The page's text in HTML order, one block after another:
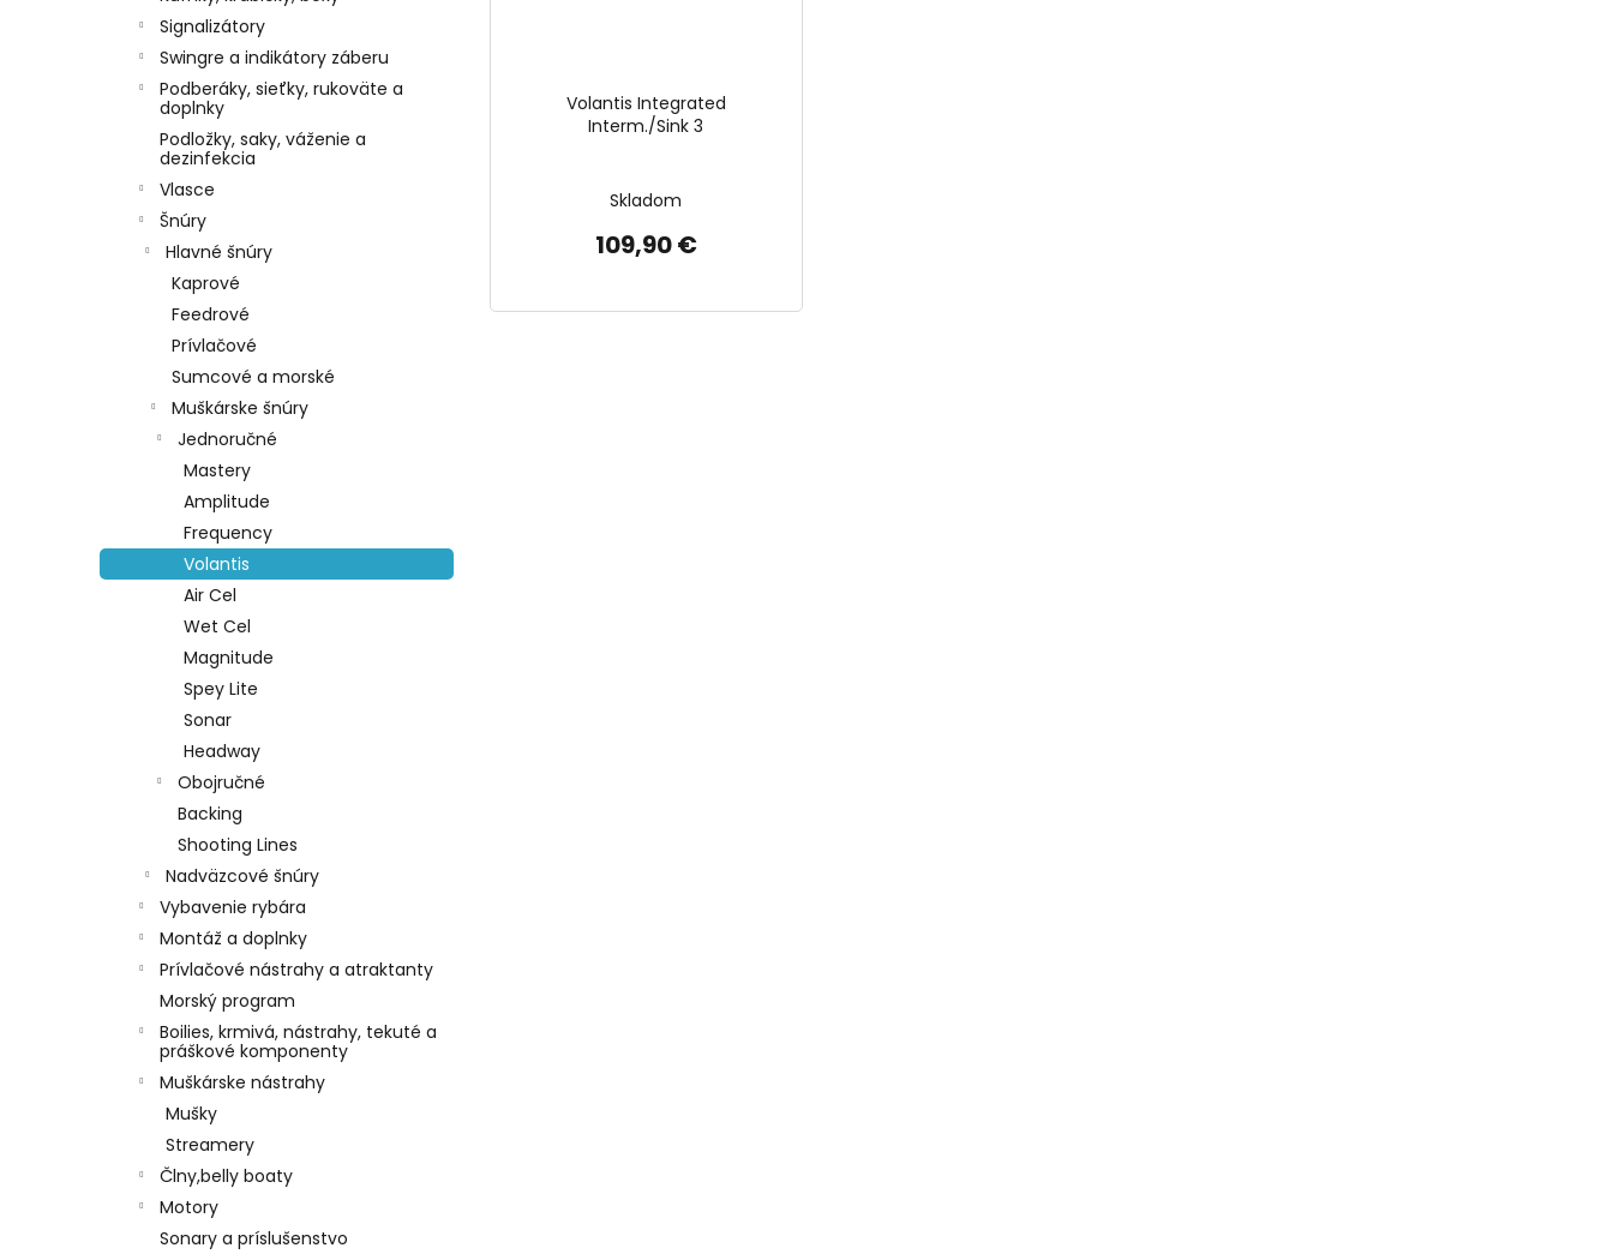
Signalizátory
Swingre a indikátory záberu
Podberáky, sieťky, rukoväte a
doplnky
Podložky, saky, váženie a
dezinfekcia
Vlasce
Šnúry
Hlavné šnúry
Kaprové
Feedrové
Prívlačové
Sumcové a morské
Muškárske šnúry
Jednoručné
Mastery
Amplitude
Frequency
Volantis
Air Cel
Wet Cel
Magnitude
Spey Lite
Sonar
Headway
Obojručné
Backing
Shooting Lines
Nadväzcové šnúry
Vybavenie rybára
Montáž a doplnky
Prívlačové nástrahy a atraktanty
Morský program
Boilies, krmivá, nástrahy, tekuté a
práškové komponenty
Muškárske nástrahy
Mušky
Streamery
Člny,belly boaty
Motory
Sonary a príslušenstvo
Volantis Integrated
Interm./Sink 3
Skladom
109,90 €